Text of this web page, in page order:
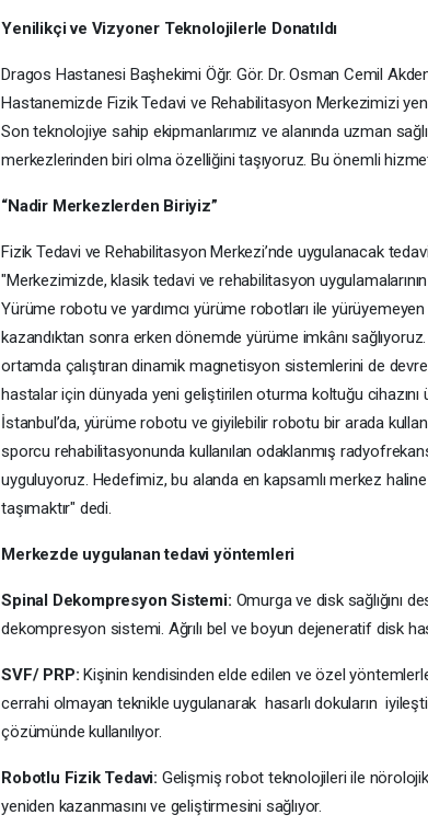
Yenilikçi ve Vizyoner Teknolojilerle Donatıldı
Dragos Hastanesi Başhekimi Öğr. Gör. Dr. Osman Cemil
Hastanemizde Fizik Tedavi ve Rehabilitasyon Merkezimizi
Son teknolojiye sahip ekipmanlarımız ve alanında uzman
merkezlerinden biri olma özelliğini taşıyoruz. Bu önemli
“Nadir Merkezlerden Biriyiz”
Fizik Tedavi ve Rehabilitasyon Merkezi’nde uygulanacak
"Merkezimizde, klasik tedavi ve rehabilitasyon
Yürüme robotu ve yardımcı yürüme robotları ile
kazandıktan sonra erken dönemde yürüme imkânı
ortamda çalıştıran dinamik magnetisyon sistemlerini de
hastalar için dünyada yeni geliştirilen oturma koltuğu
İstanbul’da, yürüme robotu ve giyilebilir robotu bir arada
sporcu rehabilitasyonunda kullanılan odaklanmış
uyguluyoruz. Hedefimiz, bu alanda en kapsamlı merkez
taşımaktır" dedi.
Merkezde uygulanan tedavi yöntemleri
Spinal Dekompresyon Sistemi: Omurga ve disk sağlığını
dekompresyon sistemi. Ağrılı bel ve boyun dejeneratif disk
SVF/ PRP: Kişinin kendisinden elde edilen ve özel
cerrahi olmayan teknikle uygulanarak hasarlı dokuların
çözümünde kullanılıyor.
Robotlu Fizik Tedavi: Gelişmiş robot teknolojileri ile
yeniden kazanmasını ve geliştirmesini sağlıyor.